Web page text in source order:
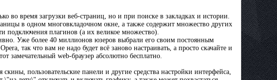
во время загрузки веб-страниц, но и при поиске в закладках и истории.
в одном многовкладочном окне, а также содержит множество других
подключения плагинов (а их великое множество).
Уже более 40 миллионов юзеров выбрали его своим постоянным
так что вам не надо будет всё заново настраивать, а просто скачайте и
замечательный web-браузер абсолютно бесплатно.
пользовательские панели и другие средства настройки интерфейса,